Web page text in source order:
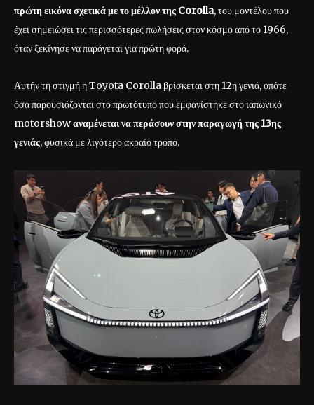
πρώτη εικόνα σχετικά με το μέλλον της Corolla, του μοντέλου που
έχει σημειώσει τις περισσότερες πωλήσεις στον κόσμο από το 1966,
όταν ξεκίνησε να παράγεται για πρώτη φορά.
Αυτήν τη στιγμή η Toyota Corolla βρίσκεται στη 12η γενιά, οπότε
όσα παρουσιάζονται στο πρωτότυπο που εμφανίστηκε στο ιαπωνικό
motorshowαναμένεται να περάσουν στην παραγωγή της 13ης
γενιάς, φυσικά με λιγότερο ακραίο τρόπο.